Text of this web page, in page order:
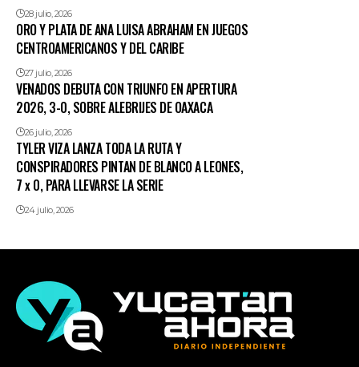
28 julio, 2026
ORO Y PLATA DE ANA LUISA ABRAHAM EN JUEGOS
CENTROAMERICANOS Y DEL CARIBE
27 julio, 2026
VENADOS DEBUTA CON TRIUNFO EN APERTURA
2026, 3-0, SOBRE ALEBRIJES DE OAXACA
26 julio, 2026
TYLER VIZA LANZA TODA LA RUTA Y
CONSPIRADORES PINTAN DE BLANCO A LEONES,
7 x 0, PARA LLEVARSE LA SERIE
24 julio, 2026